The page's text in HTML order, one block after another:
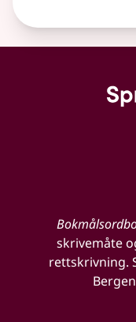
skrivemåte
rettskrivning.